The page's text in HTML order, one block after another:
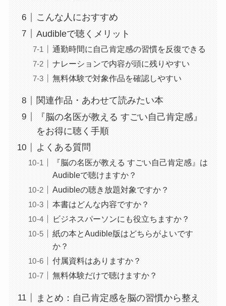
こんな人におすすめ
Audibleで聴くメリット
通勤時間に自己肯定感の習慣を反復できる
ナレーションで内容が頭に残りやすい
無料体験で対象作品を確認しやすい
関連作品・あわせて読みたい本
『脳の名医が教える すごい自己肯定感』
をお得に聴く手順
よくある質問
『脳の名医が教える すごい自己肯定感』は
Audibleで聴けますか？
Audibleの聴き放題対象ですか？
本書はどんな内容ですか？
ビジネスパーソンにも役立ちますか？
紙の本とAudible版はどちらがよいです
か？
付属資料はありますか？
無料体験だけで聴けますか？
まとめ：自己肯定感を脳の習慣から整え